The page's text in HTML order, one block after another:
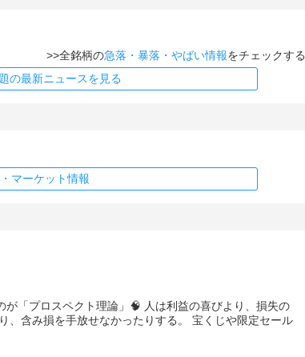
>>全銘柄の急落・暴落・やばい情報をチェックする
の最新ニュースを見る
マーケット情報
「プロスペクト理論」🧠 人は利益の喜びより、損失の
、含み損を手放せなかったりする。 宝くじや限定セール